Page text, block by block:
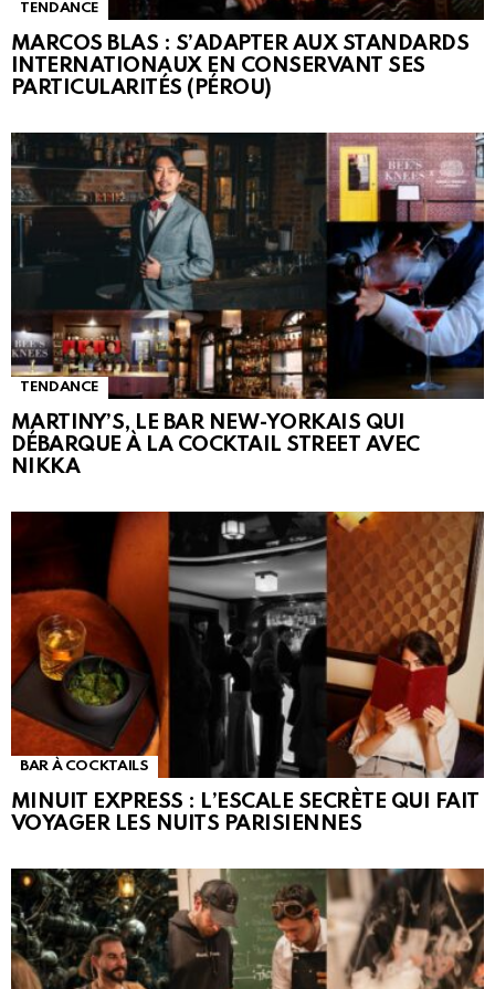
TENDANCE
MARCOS BLAS : S’ADAPTER AUX STANDARDS
INTERNATIONAUX EN CONSERVANT SES
PARTICULARITÉS (PÉROU)
TENDANCE
MARTINY’S, LE BAR NEW-YORKAIS QUI
DÉBARQUE À LA COCKTAIL STREET AVEC
NIKKA
BAR À COCKTAILS
MINUIT EXPRESS : L’ESCALE SECRÈTE QUI FAIT
VOYAGER LES NUITS PARISIENNES